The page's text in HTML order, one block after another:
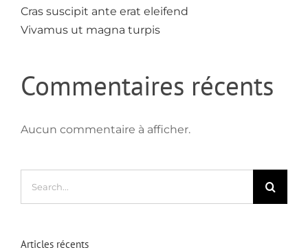
Cras suscipit ante erat eleifend
Vivamus ut magna turpis
Commentaires récents
Aucun commentaire à afficher.
Articles récents